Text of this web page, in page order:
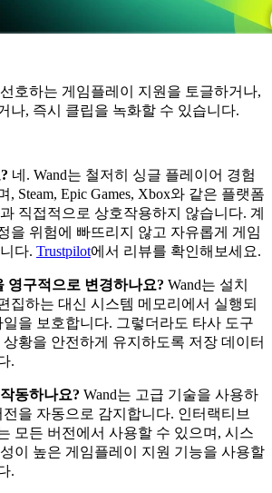
선호하는 게임플레이 지원을 토글하거나,
나, 즉시 클립을 녹화할 수 있습니다.
네. Wand는 철저히 싱글 플레이어 경험
Steam, Epic Games, Xbox와 같은 플랫폼
직접적으로 상호작용하지 않습니다. 계
을 위험에 빠뜨리지 않고 자유롭게 게임
다. Trustpilot에서 리뷰를 확인해보세요.
영구적으로 변경하나요? Wand는 설치
집하는 대신 시스템 메모리에서 실행되
을 보호합니다. 그렇더라도 타사 도구
황을 안전하게 유지하도록 저장 데이터
.
동하나요? Wand는 고급 기술을 사용하
을 자동으로 감지합니다. 인터랙티브
모든 버전에서 사용할 수 있으며, 시스
이 높은 게임플레이 지원 기능을 사용할
.